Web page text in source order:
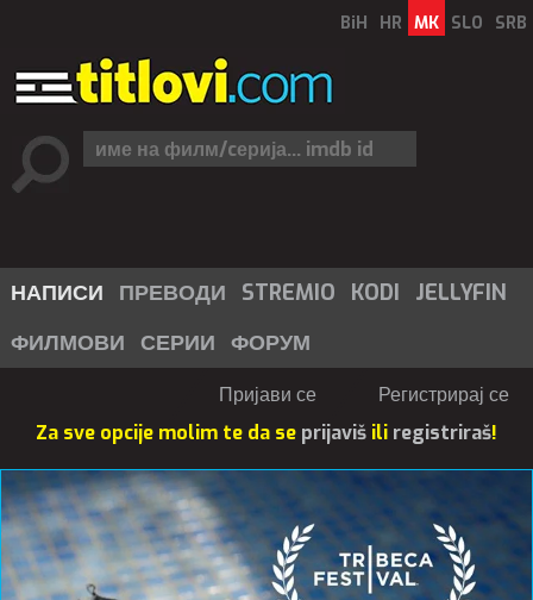
BiH HR MK SLO SRB
НАПИСИ ПРЕВОДИ STREMIO KODI
JELLYFIN
ФИЛМОВИ СЕРИИ ФОРУМ
Пријави се
Регистрирај се
Za sve opcije molim te da se prijaviš ili registriraš!